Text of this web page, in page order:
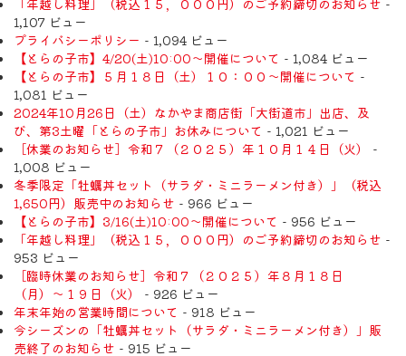
1,107 ビュー
プライバシーポリシー - 1,094 ビュー
【とらの子市】4/20(土)10:00～開催について - 1,084 ビュー
【とらの子市】５月１８日（土）１０：００～開催について -
1,081 ビュー
2024年10月26日（土）なかやま商店街「大街道市」出店、及
び、第3土曜「とらの子市」お休みについて - 1,021 ビュー
［休業のお知らせ］令和７（２０２５）年１０月１４日（火）
-
1,008 ビュー
冬季限定「牡蠣丼セット（サラダ・ミニラーメン付き）」（税込
1,650円）販売中のお知らせ - 966 ビュー
【とらの子市】3/16(土)10:00～開催について - 956 ビュー
「年越し料理」（税込１５，０００円）のご予約締切のお知らせ -
953 ビュー
［臨時休業のお知らせ］令和７（２０２５）年８月１８日
（月）〜１９日（火）
- 926 ビュー
年末年始の営業時間について - 918 ビュー
今シーズンの「牡蠣丼セット（サラダ・ミニラーメン付き）」販
売終了のお知らせ - 915 ビュー